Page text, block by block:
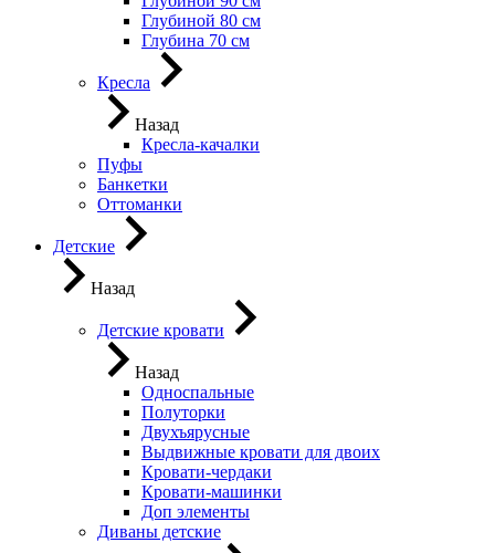
Глубиной 80 см
Глубина 70 см
Кресла
Назад
Кресла-качалки
Пуфы
Банкетки
Оттоманки
Детские
Назад
Детские кровати
Назад
Односпальные
Полуторки
Двухъярусные
Выдвижные кровати для двоих
Кровати-чердаки
Кровати-машинки
Доп элементы
Диваны детские